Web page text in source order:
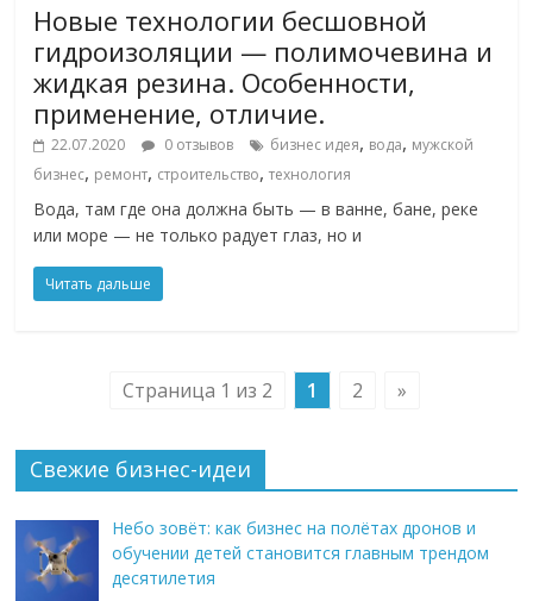
Новые технологии бесшовной
гидроизоляции — полимочевина и
жидкая резина. Особенности,
применение, отличие.
22.07.2020 0 отзывов бизнес идея, вода, мужской
бизнес, ремонт, строительство,технология
Вода, там где она должна быть — в ванне, бане, реке
или море — не только радует глаз, но и
Читать дальше
Страница 1 из 2 1 2 »
Свежие бизнес-идеи
Небо зовёт: как бизнес на полётах дронов и
обучении детей становится главным трендом
десятилетия